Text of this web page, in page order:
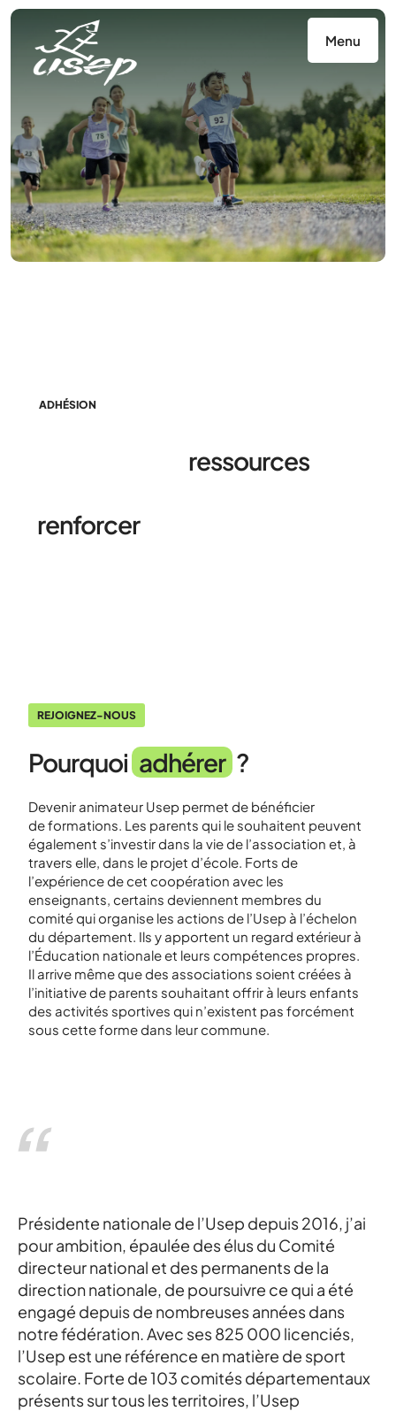
Menu
ADHÉSION
ressources
renforcer
REJOIGNEZ-NOUS
Pourquoi adhérer ?
Devenir animateur Usep permet de bénéficier
deformations. Les parents qui le souhaitent peuvent
également s’investir dans la vie de l’association et, à
travers elle, dans le projet d’école. Forts de
l’expérience de cet coopération avec les
enseignants, certains deviennent membres du
comité qui organise les actions de l’Usep à l’échelon
du département. Ils y apportent un regard extérieur à
l’Éducation nationale et leurs compétences propres.
Il arrive même que des associations soient créées à
l’initiative de parents souhaitant offrir à leurs enfants
des activités sportives qui n’existent pas forcément
sous cette forme dans leur commune.
Présidente nationale de l’Usep depuis 2016, j’ai
pour ambition, épaulée des élus du Comité
directeur national et des permanents de la
direction nationale, de poursuivre ce qui a été
engagé depuis de nombreuses années dans
notre fédération. Avec ses 825 000 licenciés,
l’Usep est une référence en matière de sport
scolaire. Forte de 103 comités départementaux
présents sur tous les territoires, l’Usep
Panneau de gestion des cookies